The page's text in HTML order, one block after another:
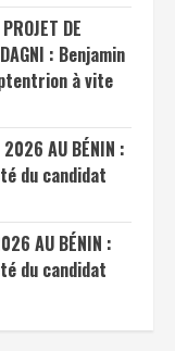
DE
: Benjamin
à vite
2026 AU BÉNIN :
du candidat
AU BÉNIN :
du candidat